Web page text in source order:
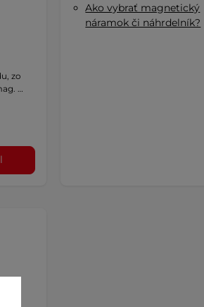
zo
…
Ako vybrať magnetický
náramok či náhrdelník?